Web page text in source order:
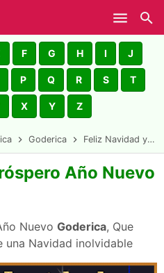
content
F G H I J
P Q R S T
X Y Z
Goderica Feliz Navidad y próspero Año Nuevo Goderica
Año Nuevo
Nuevo Goderica, Que
una Navidad inolvidable